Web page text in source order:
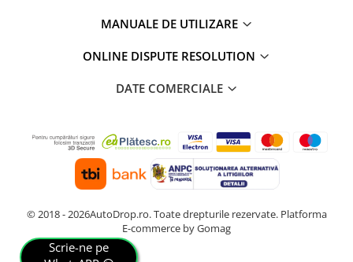
MANUALE DE UTILIZARE
ONLINE DISPUTE RESOLUTION
DATE COMERCIALE
© 2018 - 2026AutoDrop.ro. Toate drepturile rezervate. Platforma
E-commerce by Gomag
Scrie-ne pe